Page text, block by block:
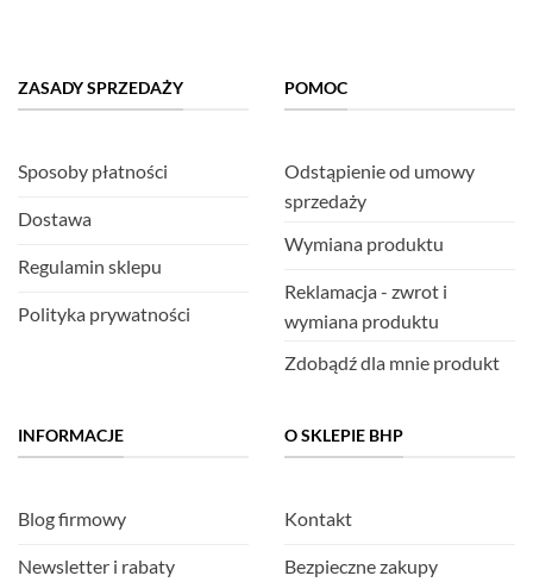
ZASADY SPRZEDAŻY
Sposoby płatności
Dostawa
Regulamin sklepu
Polityka prywatności
POMOC
Odstąpienie od umowy
sprzedaży
Wymiana produktu
Reklamacja - zwrot i
wymiana produktu
Zdobądź dla mnie produkt
INFORMACJE
Blog firmowy
Newsletter i rabaty
O SKLEPIE BHP
Kontakt
Bezpieczne zakupy